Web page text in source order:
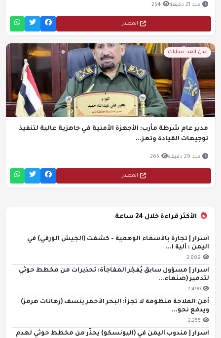
منذ 21 دقيقة 254
المصدر
عدن الغد- محليات
مدير عام شرطة مأرب: الأجهزة الأمنية في جاهزية عالية لتنفيذ
توجيهات القيادة وتعز...
منذ 29 دقيقة 265
المصدر
الأكثر قراءة خلال 24 ساعة
اسرار | تجارة بالأسماء الوهمية - كشفت (الجيش الورقي) في
اليمن : آلية ا...
2,889
اسرار | مسؤول سابق يُفجّر المفاجأة: تحذيرات من مخطط حوثي
لتدمير (صنعاء...
2,490
أمن الملاحة منظومة لا تجزأ: البحر الأحمر ينسف (رهانات هرمز)
ويدفع نحو...
2,255
اسرار | مندوب اليمن في (اليونسكو) يحذّر من مخطط حوثي لهدم